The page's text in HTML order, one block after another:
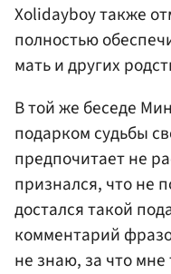
Xolidayboy также
полностью
мать и других
В той же беседе
подарком судьбы
предпочитает не
признался, что не
достался такой
комментарий
не знаю, за что мне